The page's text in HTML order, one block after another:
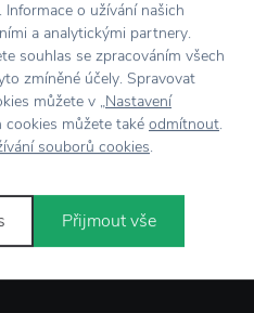
e-mailem
o užívání našich
a analytickými partnery.
souhlas se zpracováním všech
zmíněné účely. Spravovat
můžete v „Nastavení
cookies můžete také odmítnout.
souborů cookies.
Přijmout vše